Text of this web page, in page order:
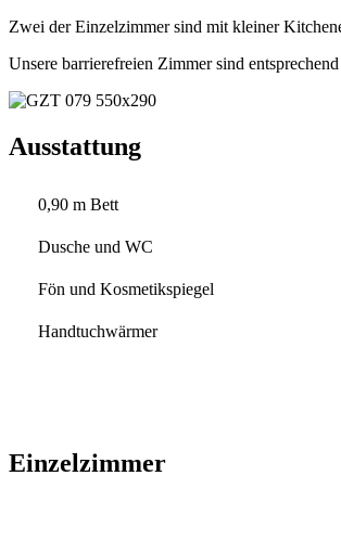
Zwei der Einzelzimmer sind mit kleiner
Unsere barrierefreien Zimmer sind
Ausstattung
0,90 m Bett
Dusche und WC
Fön und Kosmetikspiegel
Handtuchwärmer
Einzelzimmer